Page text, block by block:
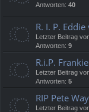
Antworten: 40
R. I. P.
Letzter Beitrag
Antworten: 9
R.i.P.
Letzter Beitrag
Antworten: 5
RIP Pete
Letzter Beitrag